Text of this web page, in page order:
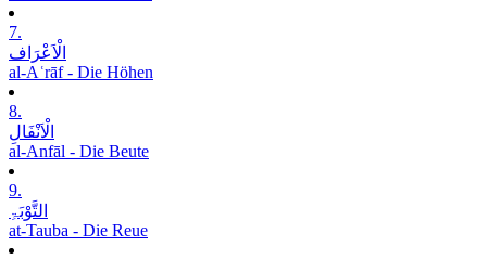
7.
الْاَعْرَاف
al-Aʿrāf - Die Höhen
8.
الْاَنْفَالِ
al-Anfāl - Die Beute
9.
التَّوْبَۃِ
at-Tauba - Die Reue